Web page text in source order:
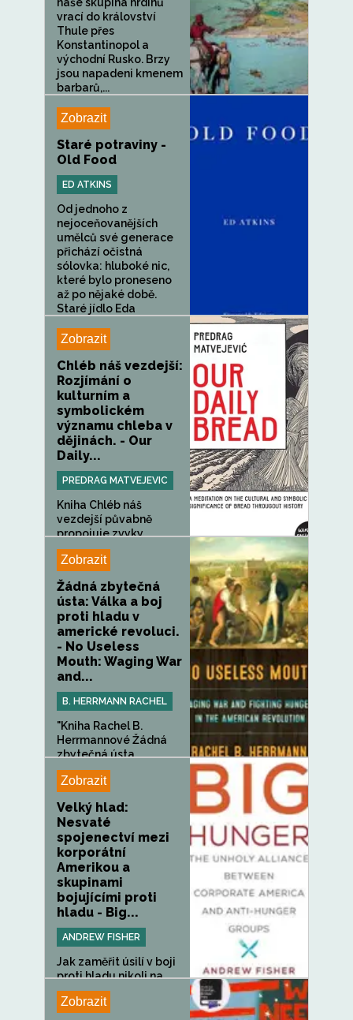
vrací do království
Thule přes
Konstantinopol a
východní Rusko. Brzy
jsou napadeni kmenem
barbarů,...
Zobrazit
Staré potraviny -
Old Food
ED ATKINS
Od jednoho z
nejoceňovanějších
umělců své generace
přichází očistná
sólovka: hluboké nic,
které bylo proneseno
až po nějaké době.
Staré jídlo Eda
Zobrazit
Chléb náš vezdejší:
Rozjímání o
kulturním a
symbolickém
významu chleba v
dějinách. - Our
Daily...
PREDRAG MATVEJEVIC
Kniha Chléb náš
vezdejší půvabně
propojuje zvyky,...
Zobrazit
Žádná zbytečná
ústa: Válka a boj
proti hladu v
americké revoluci.
- No Useless
Mouth: Waging War
and...
B. HERRMANN RACHEL
"Kniha Rachel B.
Herrmannové Žádná
zbytečná ústa...
Zobrazit
Velký hlad:
Nesvaté
spojenectví mezi
korporátní
Amerikou a
skupinami
bojujícími proti
hladu - Big...
ANDREW FISHER
Jak zaměřit úsilí v boji
proti hladu nikoli na...
Zobrazit